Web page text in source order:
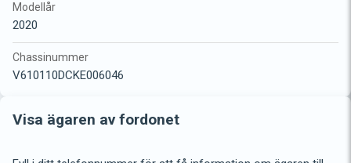
Modellår
2020
Chassinummer
V610110DCKE006046
Visa ägaren av fordonet